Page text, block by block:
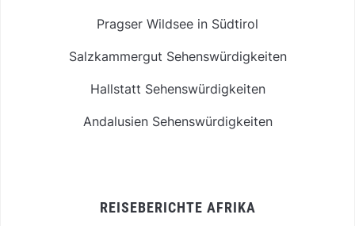
Pragser Wildsee in Südtirol
Salzkammergut Sehenswürdigkeiten
Hallstatt Sehenswürdigkeiten
Andalusien Sehenswürdigkeiten
REISEBERICHTE AFRIKA